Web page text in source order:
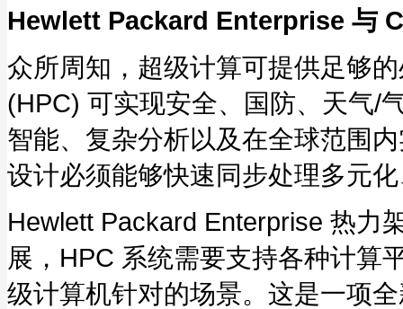
Hewlett Packard Enterprise 与
众所周知，超级计算可提供足够
(HPC) 可实现安全、国防、天气/
智能、复杂分析以及在全球范围
设计必须能够快速同步处理多元
Hewlett Packard Enterprise 热力
展，HPC 系统需要支持各种计算
级计算机针对的场景。这是一项